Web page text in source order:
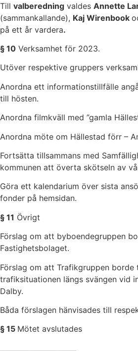
Till valberedning valdes Annette
(sammankallande), Kaj Wirenbook
på ett år vardera.
§ 10 Verksamhet för 2023.
Utöver respektive gruppers
Anordna ett informationstillfälle
till hösten.
Anordna filmkväll med ”gamla
Anordna möte om Hällestad förr –
Fortsätta tillsammans med
kommunen att överta skötseln av
Göra ett kalendarium över sista
fonder på hemsidan.
§ 11 Övrigt
Förslag om att byboendegruppen
Fastighetsbolaget.
Förslag om att Trafikgruppen borde
trafiksituationen längs svängen vid
Dalby.
Båda förslagen hänvisades till
§ 15 Mötet avslutades